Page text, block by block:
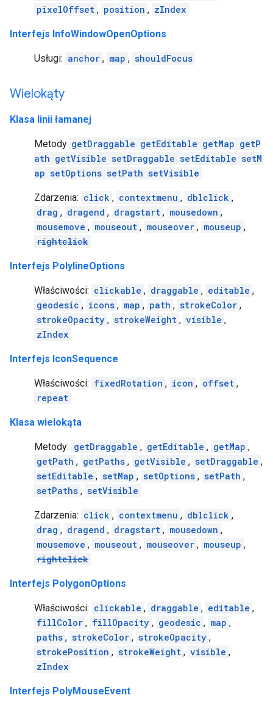
pixelOffset , position , zIndex
Interfejs InfoWindowOpenOptions
Usługi: anchor , map , shouldFocus
Wielokąty
Klasa linii łamanej
Metody: getDraggable getEditable getMap getP
ath getVisible setDraggable setEditable setM
ap setOptions setPath setVisible
Zdarzenia: click , contextmenu , dblclick ,
drag , dragend , dragstart , mousedown ,
mousemove , mouseout , mouseover , mouseup ,
rightclick
Interfejs PolylineOptions
Właściwości: clickable , draggable , editable ,
geodesic , icons , map , path , strokeColor ,
strokeOpacity , strokeWeight , visible ,
zIndex
Interfejs IconSequence
Właściwości: fixedRotation , icon , offset ,
repeat
Klasa wielokąta
Metody: getDraggable , getEditable , getMap ,
getPath , getPaths , getVisible , setDraggable ,
setEditable , setMap , setOptions , setPath ,
setPaths , setVisible
Zdarzenia: click , contextmenu , dblclick ,
drag , dragend , dragstart , mousedown ,
mousemove , mouseout , mouseover , mouseup ,
rightclick
Interfejs PolygonOptions
Właściwości: clickable , draggable , editable ,
fillColor , fillOpacity , geodesic , map ,
paths , strokeColor , strokeOpacity ,
strokePosition , strokeWeight , visible ,
zIndex
Interfejs PolyMouseEvent